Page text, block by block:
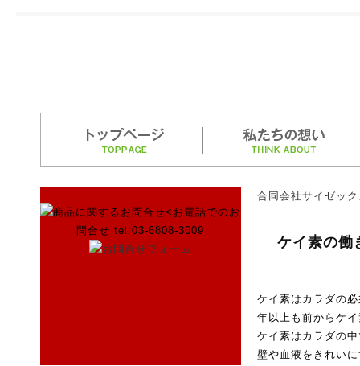
合同会社サイゼッ
ケイ素の働
ケイ素はカラダの
年以上も前からケ
ケイ素はカラダの
壁や血液をきれい